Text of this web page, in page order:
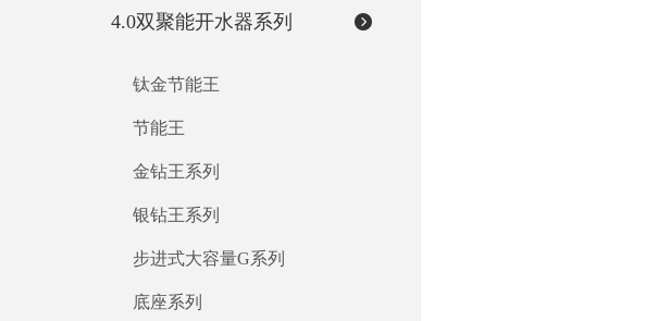
4.0双聚能开水器系列
钛金节能王
节能王
金钻王系列
银钻王系列
步进式大容量G系列
底座系列